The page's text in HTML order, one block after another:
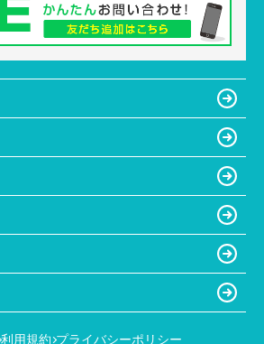
利用規約 プライバシーポリシー